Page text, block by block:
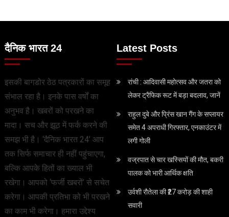
दैनिक भारत 24
इसकी बागडोर ठेठ पत्रकारों का समूह
संभाल रहा है। इनके पास वर्षों का
अनुभव है। खबरों को परखने का
मादा। सच और झूठ में फर्क करने की
समझ भी है। ‘दैनिक भारत 24’ आप
तक सिर्फ समाचार ही नहीं पहुंचाएगा,
बल्कि आपके हितों का ख्याल भी
रखेगा। आपको ‘फर्जी खबरों’ से सचेत
करेगा। आपकी प्रतिभा को भी परखने
का काम भी करेगा। हमारा उद्देश्य
Latest Posts
रांची : आदिवासी महोत्सव और जतरा को
लेकर ट्रैफिक रूट में बड़ा बदलाव, जानें
राहुल दुबे और प्रिंस खान गैंग के सप्लायर
समेत 4 अपराधी गिरफ्तार, एनकाउंटर में
लगी गोली
वज्रपात से चार खस्सियों की मौत, बकरी
पालक को भारी आर्थिक क्षति
उर्वशी रौतेला की ₹27 करोड़ की शाही
सवारी